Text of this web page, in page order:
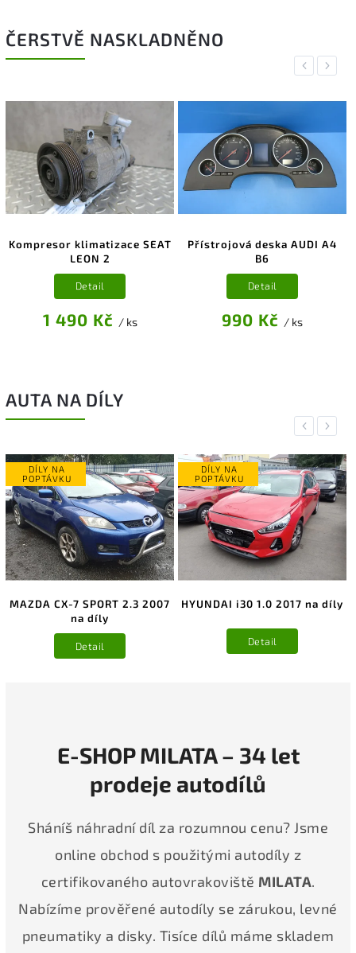
ČERSTVĚ NASKLADNĚNO
Previous
Kompresor klimatizace SEAT
LEON 2
1 490 Kč / ks
Detail
Přístrojová deska AUDI A4
B6
990 Kč / ks
Detail
Next
AUTA NA DÍLY
Previous
DÍLY NA
POPTÁVKU
MAZDA CX-7 SPORT 2.3 2007
na díly
Detail
DÍLY NA
POPTÁVKU
HYUNDAI i30 1.0 2017 na díly
Detail
Next
E-SHOP MILATA – 34 let
prodeje autodílů
Sháníš náhradní díl za rozumnou cenu? Jsme
online obchod s použitými autodíly z
certifikovaného autovrakoviště MILATA.
Nabízíme prověřené autodíly se zárukou, levné
pneumatiky a disky. Tisíce dílů máme skladem